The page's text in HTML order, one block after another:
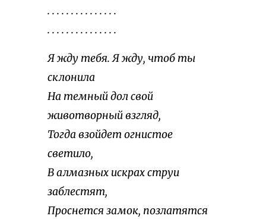
. . . . . . . . . . . . . . .
. . . . . . . . . . . . . . .
Я жду тебя. Я жду, чтоб ты
склонила
На темный дол свой
животворный взгляд,
Тогда взойдет огнистое
светило,
В алмазных искрах струи
заблестят,
Проснется замок, позлатятся